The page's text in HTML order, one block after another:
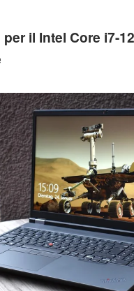
il Intel Core i7-